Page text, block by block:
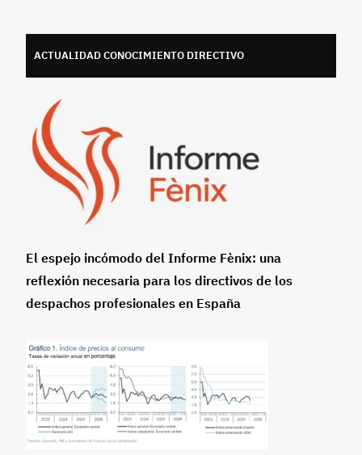
ACTUALIDAD CONOCIMIENTO DIRECTIVO
El espejo incómodo del Informe Fènix: una
reflexión necesaria para los directivos de los
despachos profesionales en España